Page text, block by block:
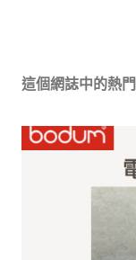
這個網誌中的熱